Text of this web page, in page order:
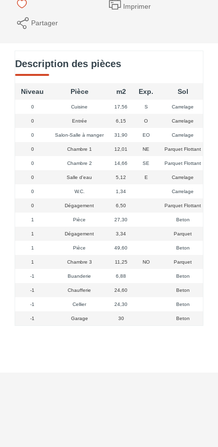
Imprimer
Partager
Description des pièces
Niveau Pièce m2 Exp. Sol
0 Cuisine 17,56 S Carrelage
0 Entrée 6,15 O Carrelage
0 Salon-Salle à manger 31,90 EO Carrelage
0 Chambre 1 12,01 NE Parquet Flottant
0 Chambre 2 14,66 SE Parquet Flottant
0 Salle d'eau 5,12 E Carrelage
0 W.C. 1,34 Carrelage
0 Dégagement 6,50 Parquet Flottant
1 Pièce 27,30 Beton
1 Dégagement 3,34 Parquet
1 Pièce 49,60 Beton
1 Chambre 3 11,25 NO Parquet
-1 Buanderie 6,88 Beton
-1 Chaufferie 24,60 Beton
-1 Cellier 24,30 Beton
-1 Garage 30 Beton